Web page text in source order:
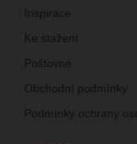
Inspirace
Ke stažení
Poštovné
Obchodní podmínky
Podmínky ochrany